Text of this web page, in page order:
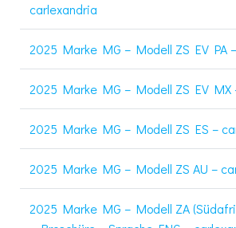
carlexandria
2025 Marke MG – Modell ZS EV PA
2025 Marke MG – Modell ZS EV MX
2025 Marke MG – Modell ZS ES –
2025 Marke MG – Modell ZS AU –
2025 Marke MG – Modell ZA